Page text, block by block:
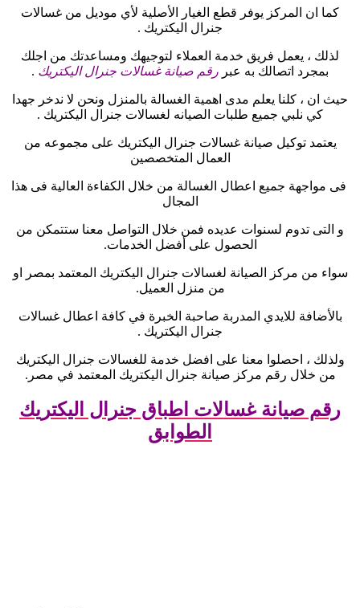
كما ان المركز يوفر قطع الغيار الأصلية لأي موديل من غسالات
جنرال اليكتريك .
لذلك ، يعمل فريق خدمة العملاء لتوجيهك ومساعدتك من اجلك
بمجرد اتصالك به عبر رقم صيانة غسالات جنرال اليكتريك .
حيث ان ، كلنا يعلم مدى اهمية الغسالة بالمنزل ونحن لا ندخر جهدا
كي نلبي جميع طلبات الصيانه لغسالات جنرال اليكتريك .
يعتمد توكيل صيانة غسالات جنرال اليكتريك على مجموعه من
العمال المتخصصين
فى مواجهة جميع اعطال الغسالة من خلال الكفاءة العالية فى هذا
المجال
و التى تدوم لسنوات عديده فمن خلال التواصل معنا ستتمكن من
الحصول على أفضل الخدمات.
سواء من مركز الصيانة لغسالات جنرال اليكتريك المعتمد بمصر او
من منزل العميل.
بالأضافة للايدي المدربة صاحبة الخبرة في كافة اعطال غسالات
جنرال اليكتريك .
ولذلك ، احصلوا معنا على افضل خدمة للغسالات جنرال اليكتريك
من خلال رقم مركز صيانة جنرال اليكتريك المعتمد في مصر .
رقم صيانة غسالات اطباق جنرال اليكتريك
الطوابق